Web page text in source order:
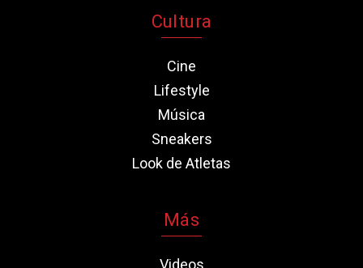
Cultura
Cine
Lifestyle
Música
Sneakers
Look de Atletas
Más
Videos